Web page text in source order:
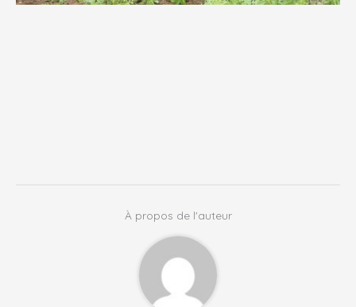
À propos de l'auteur